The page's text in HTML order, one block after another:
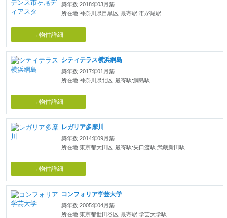
築年数:2018年03月築
所在地:神奈川県目黒区 最寄駅:市が尾駅
→物件詳細
シティテラス横浜綱島
築年数:2017年01月築
所在地:神奈川県北区 最寄駅:綱島駅
→物件詳細
レガリア多摩川
築年数:2014年09月築
所在地:東京都大田区 最寄駅:矢口渡駅 武蔵新田駅
→物件詳細
コンフォリア学芸大学
築年数:2005年04月築
所在地:東京都世田谷区 最寄駅:学芸大学駅